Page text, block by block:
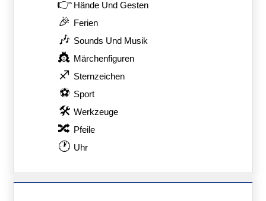
👉 Hände Und Gesten
🎉 Ferien
🎶 Sounds Und Musik
👸 Märchenfiguren
♐ Sternzeichen
⚽ Sport
🛠 Werkzeuge
🔀 Pfeile
🕐 Uhr